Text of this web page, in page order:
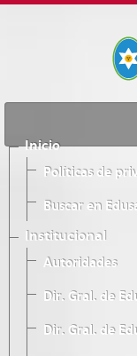
Inicio
Políticas de
Buscar en
Institucional
Autoridades
Dir. Gral. de
Dir. Gral. de